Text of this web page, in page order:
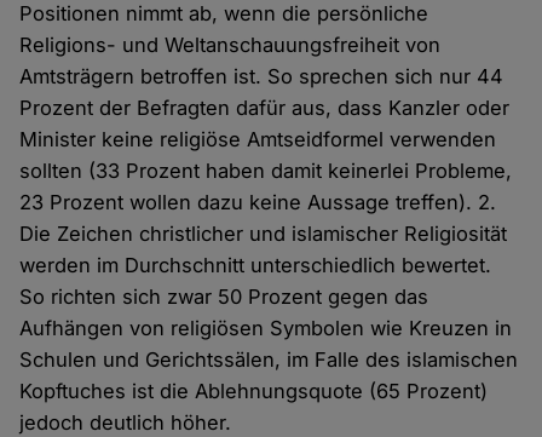
Positionen nimmt ab, wenn die persönliche
Religions- und Weltanschauungsfreiheit von
Amtsträgern betroffen ist. So sprechen sich nur 44
Prozent der Befragten dafür aus, dass Kanzler oder
Minister keine religiöse Amtseidformel verwenden
sollten (33 Prozent haben damit keinerlei Probleme,
23 Prozent wollen dazu keine Aussage treffen). 2.
Die Zeichen christlicher und islamischer Religiosität
werden im Durchschnitt unterschiedlich bewertet.
So richten sich zwar 50 Prozent gegen das
Aufhängen von religiösen Symbolen wie Kreuzen in
Schulen und Gerichtssälen, im Falle des islamischen
Kopftuches ist die Ablehnungsquote (65 Prozent)
jedoch deutlich höher.